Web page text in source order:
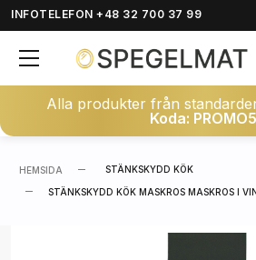
INFOTELEFON +48 32 700 37 99
Alla produkter från
Koda: PROMO5
HEMSIDA STÄNKSKYDD KÖK
STÄNKSKYDD KÖK MASKROS MASKROS I